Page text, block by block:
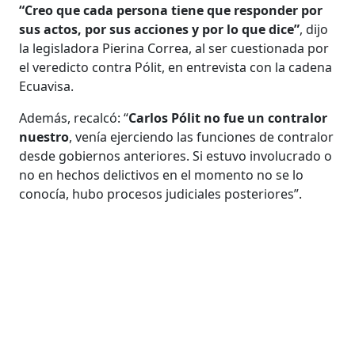
“Creo que cada persona tiene que responder por
sus actos, por sus acciones y por lo que dice”, dijo
la legisladora Pierina Correa, al ser cuestionada por
el veredicto contra Pólit, en entrevista con la cadena
Ecuavisa.
Además, recalcó: “Carlos Pólit no fue un contralor
nuestro, venía ejerciendo las funciones de contralor
desde gobiernos anteriores. Si estuvo involucrado o
no en hechos delictivos en el momento no se lo
conocía, hubo procesos judiciales posteriores”.